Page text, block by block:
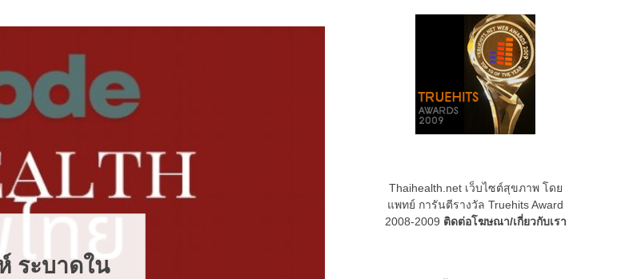
Thaihealth.net เว็บไซต์สุขภาพ โดย
แพทย์ การันตีรางวัล Truehits Award
2008-2009 ติดต่อโฆษณา/เกี่ยวกับเรา